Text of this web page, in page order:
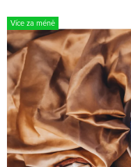
Více za méně